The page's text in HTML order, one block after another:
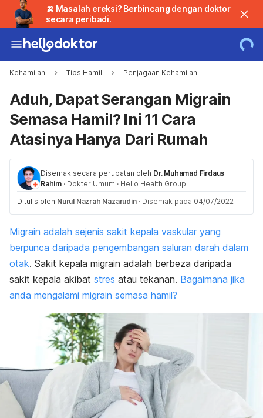
🍌 Masalah ereksi? Berbincang dengan doktor
secara peribadi.
Kehamilan Tips Hamil Penjagaan Kehamilan
Aduh, Dapat Serangan Migrain
Semasa Hamil? Ini 11 Cara
Atasinya Hanya Dari Rumah
Disemak secara perubatan oleh Dr. Muhamad Firdaus
Rahim · Dokter Umum · Hello Health Group
Ditulis oleh Nurul Nazrah Nazarudin · Disemak pada 04/07/2022
Migrain adalah sejenis sakit kepala vaskular yang
berpunca daripada pengembangan saluran darah dalam
otak. Sakit kepala migrain adalah berbeza daripada
sakit kepala akibat stres atau tekanan. Bagaimana jika
anda mengalami migrain semasa hamil?